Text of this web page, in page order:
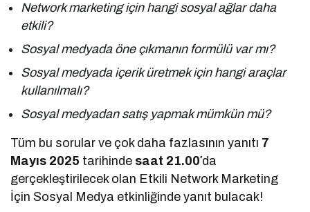
Network marketing için hangi sosyal ağlar daha
etkili?
Sosyal medyada öne çıkmanın formülü var mı?
Sosyal medyada içerik üretmek için hangi araçlar
kullanılmalı?
Sosyal medyadan satış yapmak mümkün mü?
Tüm bu sorular ve çok daha fazlasının yanıtı 7
Mayıs 2025 tarihinde saat 21.00′da
gerçekleştirilecek olan Etkili Network Marketing
İçin Sosyal Medya etkinliğinde yanıt bulacak!